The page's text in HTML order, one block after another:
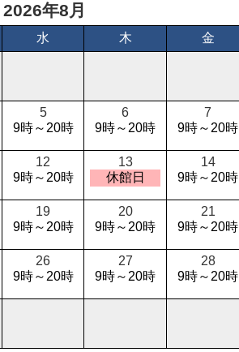
2026年8月
水 木 金
5
9時～20時
6
9時～20時
7
9時～20時
12
9時～20時
13
休館日
14
9時～20時
19
9時～20時
20
9時～20時
21
9時～20時
26
9時～20時
27
9時～20時
28
9時～20時